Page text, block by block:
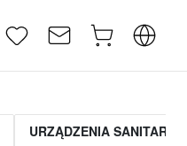
URZĄDZENIA SANITARNE